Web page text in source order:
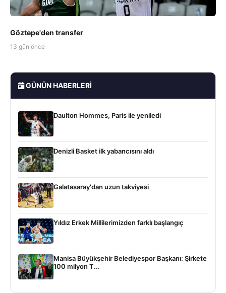
Göztepe'den transfer
13 gün önce
GÜNÜN HABERLERI
Daulton Hommes, Paris ile yeniledi
Denizli Basket ilk yabancısını aldı
Galatasaray'dan uzun takviyesi
Yıldız Erkek Millilerimizden farklı başlangıç
Manisa Büyükşehir Belediyespor Başkanı: Şirkete
100 milyon T...